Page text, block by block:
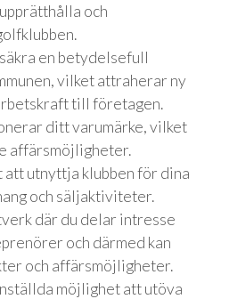
och
en betydelsefull
vilket attraherar ny
till företagen.
ditt varumärke, vilket
affärsmöjligheter.
att utnyttja klubben för dina
och säljaktiviteter.
där du delar intresse
och därmed kan
och affärsmöjligheter.
möjlighet att utöva